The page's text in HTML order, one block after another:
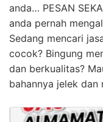
anda… PESAN
anda pernah
Sedang mencari
cocok? Bingung
dan berkualitas?
bahannya jelek